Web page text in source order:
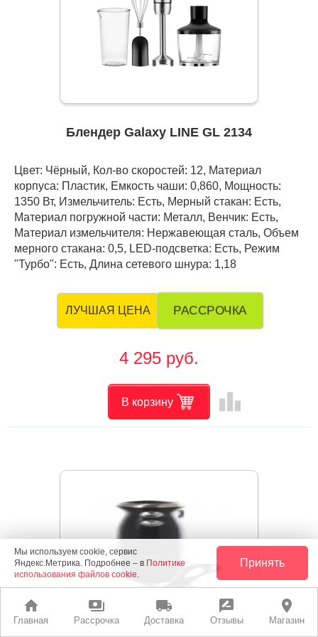
home
Главная
payments
Рассрочка
local_shipping
Доставка
rate_review
Отзывы
place
Магазин
Блендер Galaxy LINE GL 2134
Цвет: Чёрный, Кол-во скоростей: 12, Материал
корпуса: Пластик, Емкость чаши: 0,860, Мощность:
1350 Вт, Измельчитель: Есть, Мерный стакан: Есть,
Материал погружной части: Металл, Венчик: Есть,
Материал измельчителя: Нержавеющая сталь, Объем
мерного стакана: 0,5, LED-подсветка: Есть, Режим
"Турбо": Есть, Длина сетевого шнура: 1,18
ЛУЧШАЯ ЦЕНА РАССРОЧКА
4 295 руб.
В корзину leaderboard
Мы используем cookie, сервис
Яндекс.Метрика. Подробнее – в Политике
использования файлов cookie.
Принять